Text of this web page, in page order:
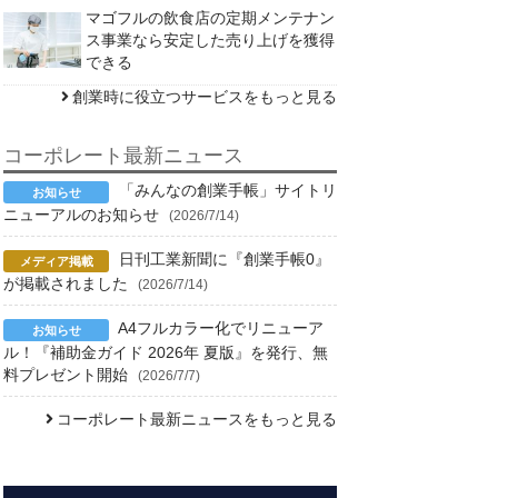
マゴフルの飲食店の定期メンテナン
ス事業なら安定した売り上げを獲得
できる
創業時に役立つサービスをもっと見る
コーポレート最新ニュース
「みんなの創業手帳」サイトリ
ニューアルのお知らせ
(2026/7/14)
日刊工業新聞に『創業手帳0』
が掲載されました
(2026/7/14)
A4フルカラー化でリニューア
ル！『補助金ガイド 2026年 夏版』を発行、無
料プレゼント開始
(2026/7/7)
コーポレート最新ニュースをもっと見る